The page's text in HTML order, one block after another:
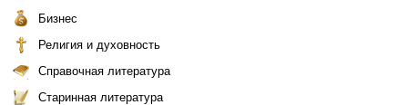
Бизнес
Религия и духовность
Справочная литература
Старинная литература